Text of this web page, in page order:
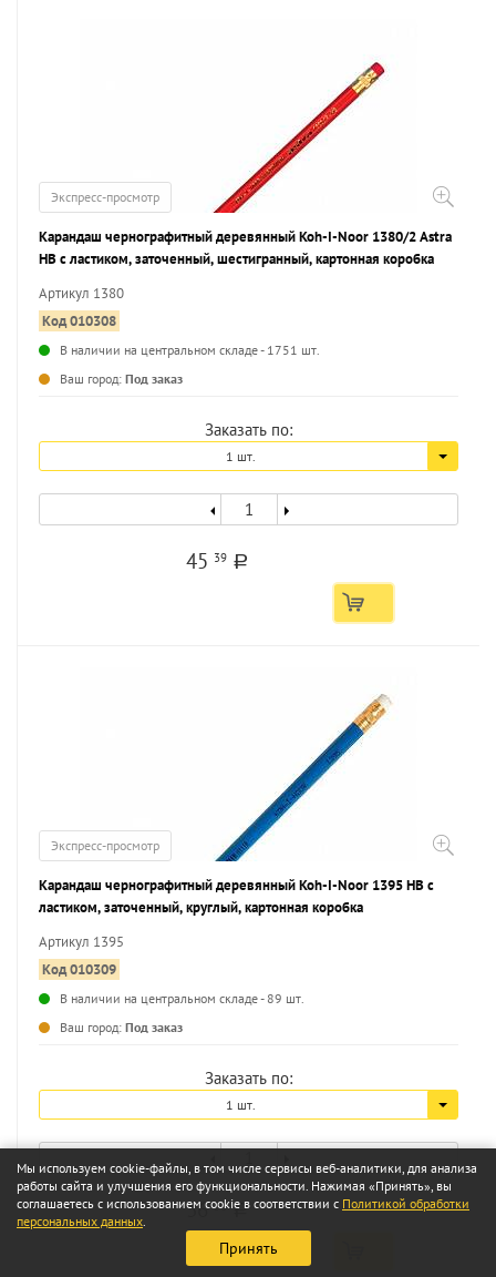
Экспресс-просмотр
Карандаш чернографитный деревянный Koh-I-Noor 1380/2 Astra
НВ с ластиком, заточенный, шестигранный, картонная коробка
Артикул 1380
Код 010308
В наличии на центральном складе - 1751 шт.
Ваш город: Под заказ
Заказать по:
1 шт.
45 39 a
Экспресс-просмотр
Карандаш чернографитный деревянный Koh-I-Noor 1395 НВ с
ластиком, заточенный, круглый, картонная коробка
Артикул 1395
Код 010309
В наличии на центральном складе - 89 шт.
Ваш город: Под заказ
Заказать по:
1 шт.
3650 a
Мы используем cookie-файлы, в том числе сервисы веб-аналитики, для анализа
работы сайта и улучшения его функциональности. Нажимая «Принять», вы
соглашаетесь с использованием cookie в соответствии с Политикой обработки
персональных данных.
Принять